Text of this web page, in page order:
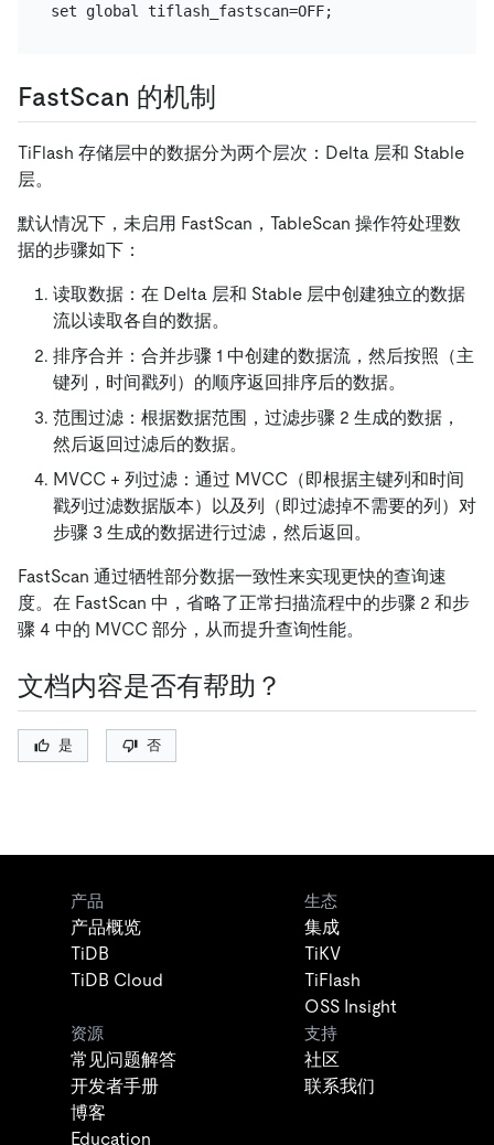
FastScan 的机制
TiFlash 存储层中的数据分为两个层次：Delta 层和 Stable
层。
默认情况下，未启用 FastScan，TableScan 操作符处理数
据的步骤如下：
读取数据：在 Delta 层和 Stable 层中创建独立的数据
流以读取各自的数据。
排序合并：合并步骤 1 中创建的数据流，然后按照（主
键列，时间戳列）的顺序返回排序后的数据。
范围过滤：根据数据范围，过滤步骤 2 生成的数据，
然后返回过滤后的数据。
MVCC + 列过滤：通过 MVCC（即根据主键列和时间
戳列过滤数据版本）以及列（即过滤掉不需要的列）对
步骤 3 生成的数据进行过滤，然后返回。
FastScan 通过牺牲部分数据一致性来实现更快的查询速
度。在 FastScan 中，省略了正常扫描流程中的步骤 2 和步
骤 4 中的 MVCC 部分，从而提升查询性能。
文档内容是否有帮助？
是 否
产品
产品概览
TiDB
TiDB Cloud
生态
集成
TiKV
TiFlash
OSS Insight
资源
常见问题解答
开发者手册
博客
Education
支持
社区
联系我们